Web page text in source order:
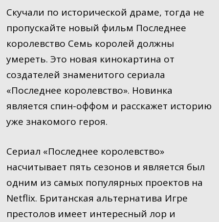
Скучали по исторической драме, тогда не
пропускайте новый фильм Последнее
королевство Семь королей должны
умереть. Это новая кинокартина от
создателей знаменитого сериала
«Последнее королевство». Новинка
является спин-оффом и расскажет историю
уже знакомого героя.
Сериал «Последнее королевство»
насчитывает пять сезонов и является был
одним из самых популярных проектов на
Netflix. Британская альтернатива Игре
престолов имеет интересный лор и